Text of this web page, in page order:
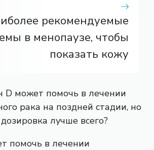
рекомендуемые
в менопаузе, чтобы
показать кожу
помочь в лечении